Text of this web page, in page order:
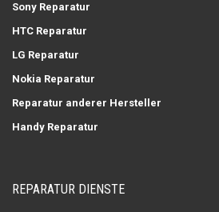
Sony Reparatur
HTC Reparatur
LG Reparatur
Nokia Reparatur
Reparatur anderer Hersteller
Handy Reparatur
REPARATUR DIENSTE